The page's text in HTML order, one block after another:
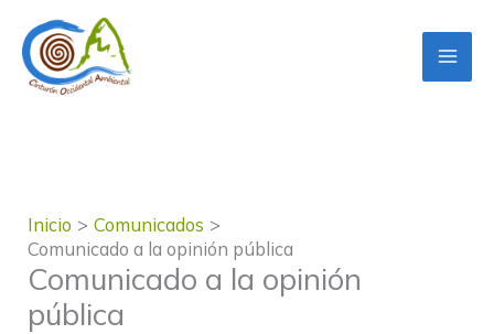
contenido
Inicio
Comunicados
Comunicado a la opinión pública
Comunicado a la opinión
pública